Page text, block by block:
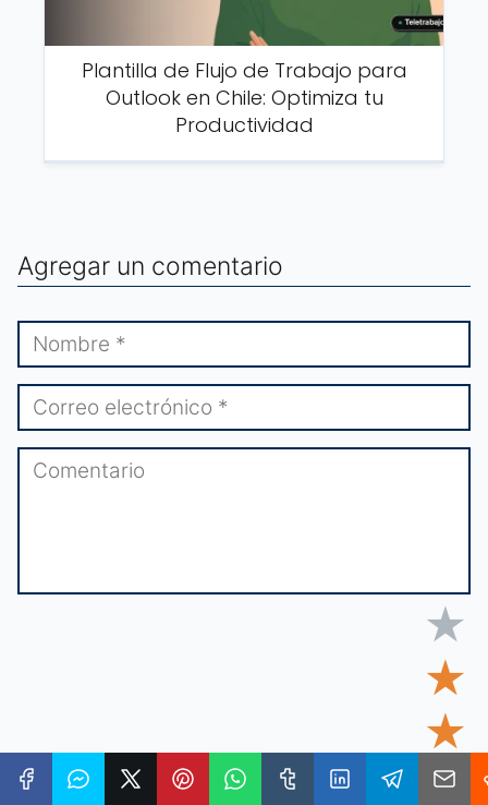
Plantilla de Flujo de Trabajo para
Outlook en Chile: Optimiza tu
Productividad
Agregar un comentario
★
★
★
★